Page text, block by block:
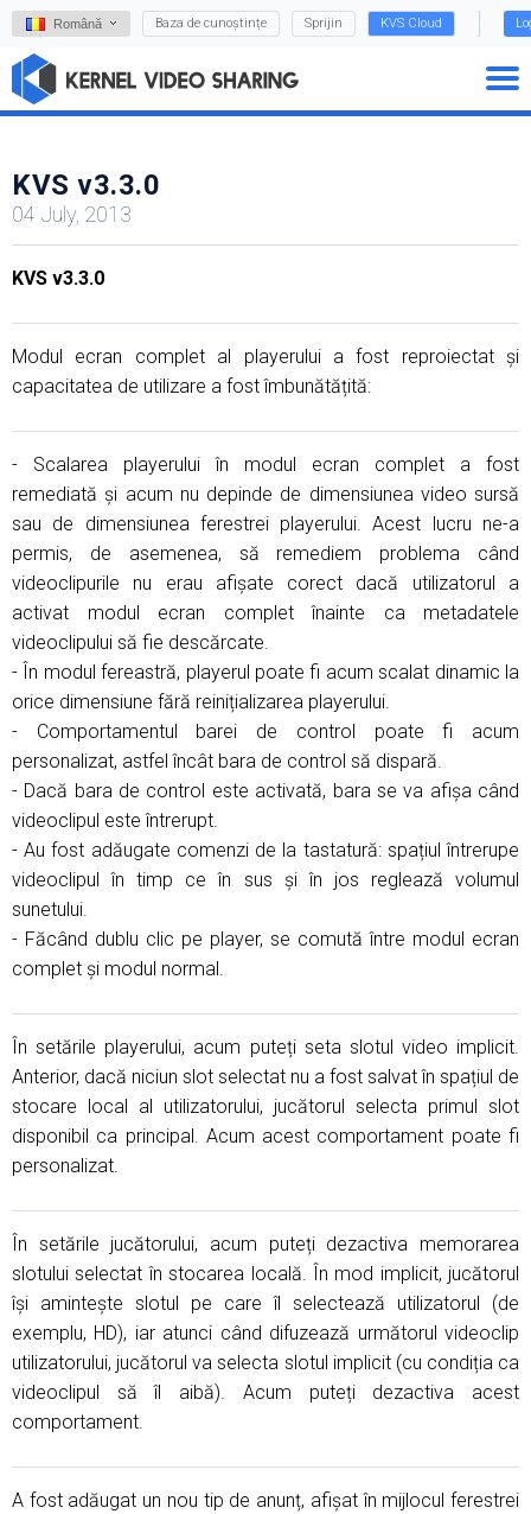
Română Baza de cunoștințe Sprijin KVS Cloud
KVS v3.3.0
04 July, 2013
KVS v3.3.0
Modul ecran complet al playerului a fost reproiectat și
capacitatea de utilizare a fost îmbunătățită:
- Scalarea playerului în modul ecran complet a fost
remediată și acum nu depinde de dimensiunea video sursă
sau de dimensiunea ferestrei playerului. Acest lucru ne-a
permis, de asemenea, să remediem problema când
videoclipurile nu erau afișate corect dacă utilizatorul a
activat modul ecran complet înainte ca metadatele
videoclipului să fie descărcate.
- În modul fereastră, playerul poate fi acum scalat dinamic la
orice dimensiune fără reinițializarea playerului.
- Comportamentul barei de control poate fi acum
personalizat, astfel încât bara de control să dispară.
- Dacă bara de control este activată, bara se va afișa când
videoclipul este întrerupt.
- Au fost adăugate comenzi de la tastatură: spațiul întrerupe
videoclipul în timp ce în sus și în jos reglează volumul
sunetului.
- Făcând dublu clic pe player, se comută între modul ecran
complet și modul normal.
În setările playerului, acum puteți seta slotul video implicit.
Anterior, dacă niciun slot selectat nu a fost salvat în spațiul de
stocare local al utilizatorului, jucătorul selecta primul slot
disponibil ca principal. Acum acest comportament poate fi
personalizat.
În setările jucătorului, acum puteți dezactiva memorarea
slotului selectat în stocarea locală. În mod implicit, jucătorul
își amintește slotul pe care îl selectează utilizatorul (de
exemplu, HD), iar atunci când difuzează următorul videoclip
utilizatorului, jucătorul va selecta slotul implicit (cu condiția ca
videoclipul să îl aibă). Acum puteți dezactiva acest
comportament.
A fost adăugat un nou tip de anunț, afișat în mijlocul ferestrei